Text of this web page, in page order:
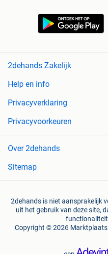
2dehands Zakelijk
Help en info
Privacyverklaring
Privacyvoorkeuren
Over 2dehands
Sitemap
2dehands is niet aansprakelijk
uit het gebruik van deze site,
Copyright © 2026 Marktplaats